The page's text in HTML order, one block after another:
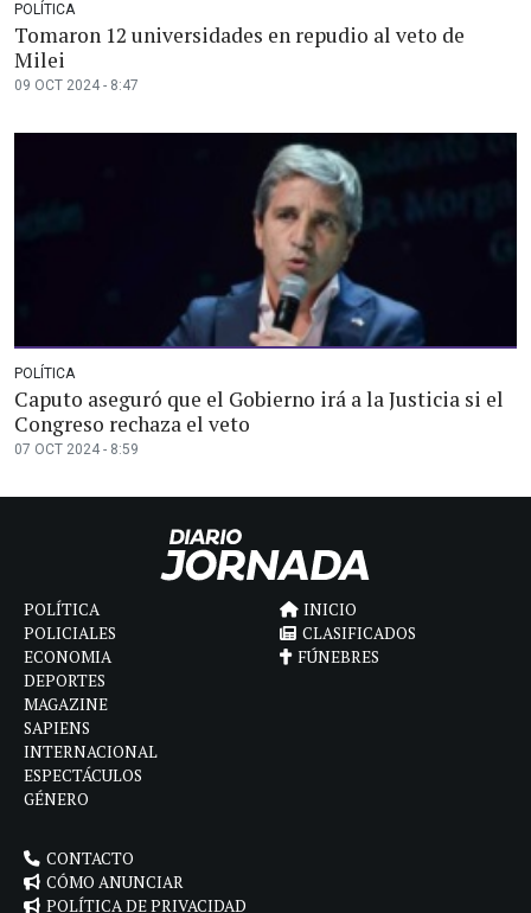
POLÍTICA
Tomaron 12 universidades en repudio al veto de
Milei
09 OCT 2024 - 8:47
POLÍTICA
Caputo aseguró que el Gobierno irá a la Justicia si el
Congreso rechaza el veto
07 OCT 2024 - 8:59
POLÍTICA
POLICIALES
ECONOMIA
DEPORTES
MAGAZINE
SAPIENS
INTERNACIONAL
ESPECTÁCULOS
GÉNERO
INICIO
CLASIFICADOS
FÚNEBRES
CONTACTO
CÓMO ANUNCIAR
POLÍTICA DE PRIVACIDAD